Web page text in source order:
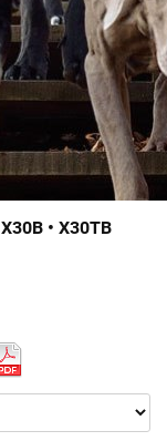
• X30TB